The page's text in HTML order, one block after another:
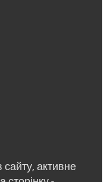
сайту, активне